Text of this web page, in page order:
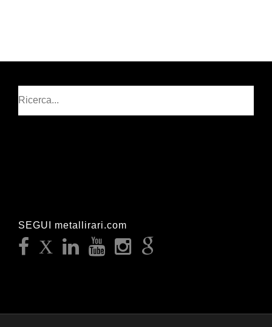
SEGUI metallirari.com